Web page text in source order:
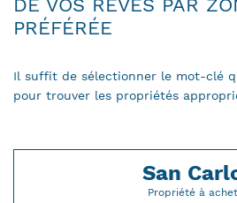
DE VOS RÊVES PAR
PRÉFÉRÉE
Il suffit de sélectionner le mot-clé
pour trouver les propriétés
San
Propriété à